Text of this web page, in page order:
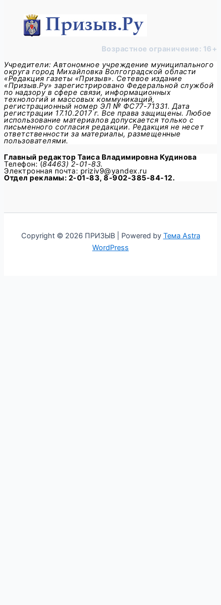
Возрастное ограничение: 16+
Учредители: Автономное учреждение муниципального
округа город Михайловка Волгоградской области
«Редакция газеты «Призыв». Сетевое издание
«Призыв.Ру» зарегистрировано Федеральной службой
по надзору в сфере связи, информационных
технологий и массовых коммуникаций,
регистрационный номер ЭЛ № ФС77-71331. Дата
регистрации 17.10.2017 г. Все права защищены. Любое
использование материалов допускается только с
письменного согласия редакции. Редакция не несет
ответственности за материалы, размещенные
пользователями.
Главный редактор Таиса Владимировна Кудинова
Телефон: (84463) 2-01-83.
Электронная почта: priziv9@yandex.ru
Отдел рекламы: 2-01-83, 8-902-385-84-12.
Copyright © 2026 ПРИЗЫВ | Powered by Тема Astra
WordPress